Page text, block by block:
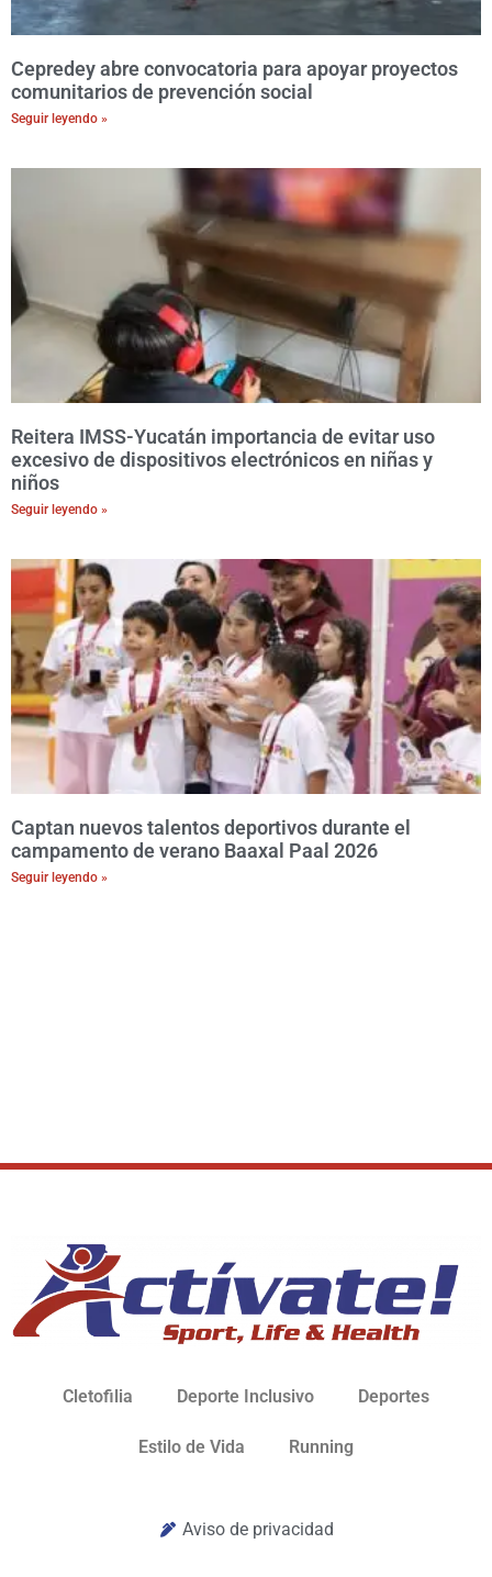
Cepredey abre convocatoria para apoyar proyectos
comunitarios de prevención social
Seguir leyendo »
Reitera IMSS-Yucatán importancia de evitar uso
excesivo de dispositivos electrónicos en niñas y
niños
Seguir leyendo »
Captan nuevos talentos deportivos durante el
campamento de verano Baaxal Paal 2026
Seguir leyendo »
Cletofilia Deporte Inclusivo Deportes
Estilo de Vida Running
Aviso de privacidad